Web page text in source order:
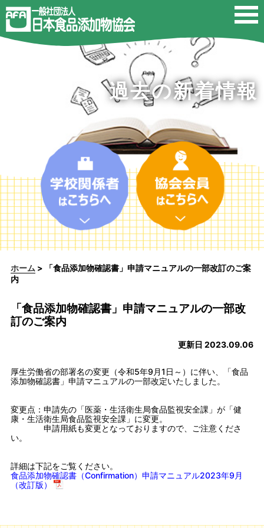
過去の新着情報
ホーム > 「食品添加物確認書」申請マニュアルの一部改訂のご案
内
「食品添加物確認書」申請マニュアルの一部改
訂のご案内
更新日 2023.09.06
厚生労働省の部署名の変更（令和5年9月1日～）に伴い、「食品
添加物確認書」申請マニュアルの一部改定いたしました。
変更点：申請先の「医薬・生活衛生局食品監視安全課」が「健
康・生活衛生局食品監視安全課」に変更。
申請用紙も変更となっておりますので、ご注意くださ
い。
詳細は下記をご覧ください。
食品添加物確認書（Confirmation）申請マニュアル2023年9月
（改訂版）